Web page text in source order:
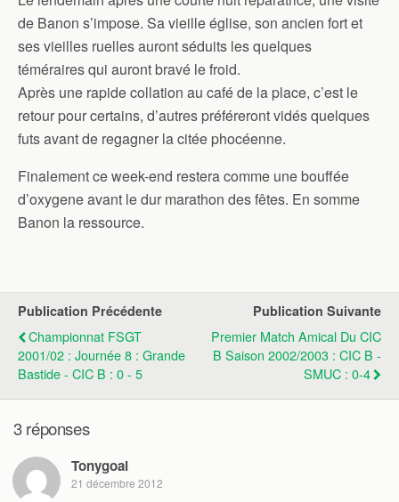
de Banon s’impose. Sa vieille église, son ancien fort et
ses vieilles ruelles auront séduits les quelques
téméraires qui auront bravé le froid.
Après une rapide collation au café de la place, c’est le
retour pour certains, d’autres préféreront vidés quelques
futs avant de regagner la citée phocéenne.
Finalement ce week-end restera comme une bouffée
d’oxygene avant le dur marathon des fêtes. En somme
Banon la ressource.
Publication Précédente
Championnat FSGT
2001/02 : Journée 8 : Grande
Bastide - CIC B : 0 - 5
Publication Suivante
Premier Match Amical Du CIC
B Saison 2002/2003 : CIC B -
SMUC : 0-4
3 réponses
Tonygoal
21 décembre 2012